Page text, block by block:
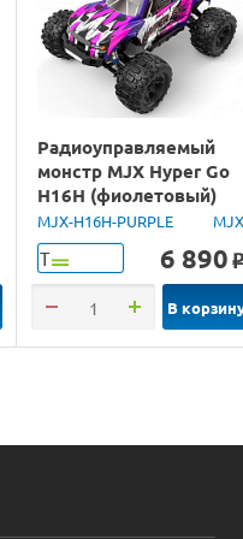
Радиоуправляемый
монстр MJX Hyper Go
H16H (фиолетовый)
4WD 2.4G LED GPS
1/16 RTR
MJX-H16H-PURPLE MJX
Т 6 890 o
В